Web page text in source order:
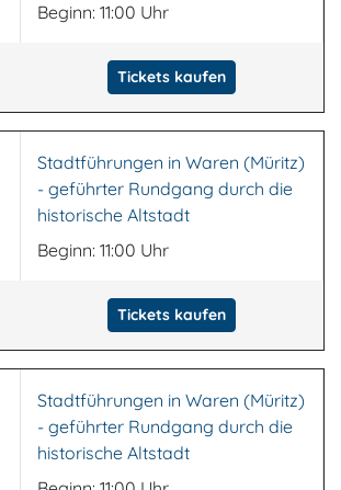
Beginn: 11:00 Uhr
Tickets kaufen
Stadtführungen in Waren (Müritz)
- geführter Rundgang durch die
historische Altstadt
Beginn: 11:00 Uhr
Tickets kaufen
Stadtführungen in Waren (Müritz)
- geführter Rundgang durch die
historische Altstadt